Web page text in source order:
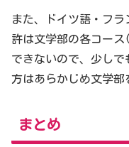
また、ドイツ語・フ
許は文学部の各コー
できないので、少し
方はあらかじめ文学部
まとめ